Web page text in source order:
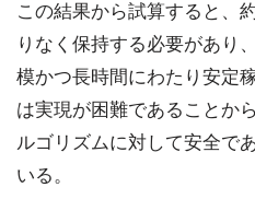
この結果から試算すると、
りなく保持する必要があり
模かつ長時間にわたり安定
は実現が困難であることか
ルゴリズムに対して安全で
いる。